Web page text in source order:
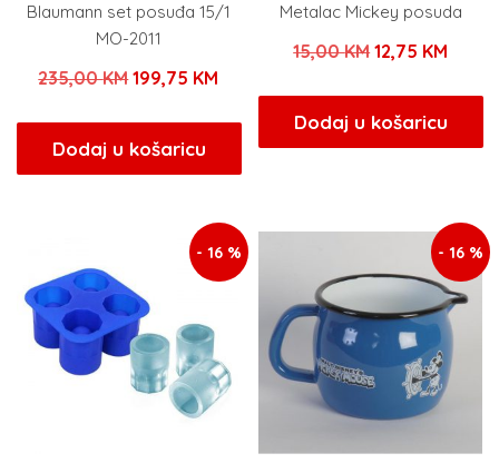
Blaumann set posuđa 15/1
MO-2011
235,00KMIzvorna
bila
je:
199,75 KM
199,75 KM.
Dodaj u košaricu
Metalac Mickey posuda
15,00KMIzvorna
bila
je:
12,75 KM
12,75
Dodaj u košaricu
- 16 % - 16 %